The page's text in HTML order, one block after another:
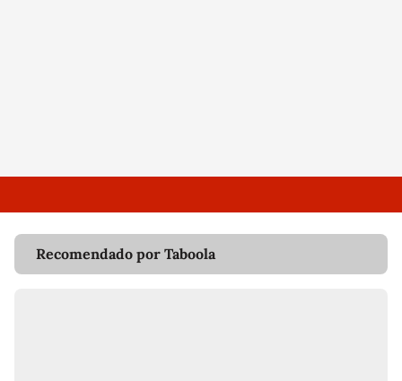
Recomendado por Taboola